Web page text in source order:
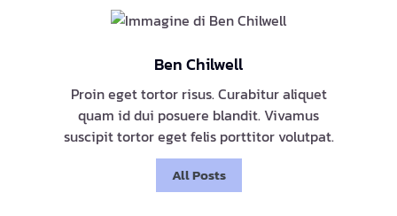
Ben Chilwell
Proin eget tortor risus. Curabitur aliquet
quam id dui posuere blandit. Vivamus
suscipit tortor eget felis porttitor volutpat.
All Posts